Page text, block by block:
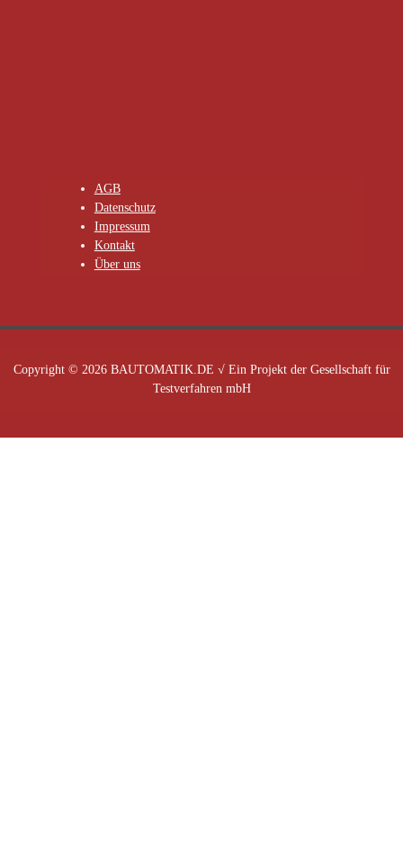
AGB
Datenschutz
Impressum
Kontakt
Über uns
Copyright © 2026 BAUTOMATIK.DE √ Ein Projekt der Gesellschaft für
Testverfahren mbH